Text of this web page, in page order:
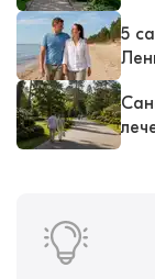
5